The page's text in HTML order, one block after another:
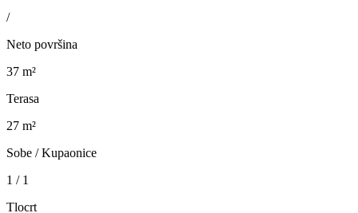
/
Neto površina
37 m²
Terasa
27 m²
Sobe / Kupaonice
1 / 1
Tlocrt